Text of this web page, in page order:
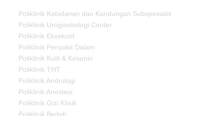
Poliklinik Kebidanan dan Kandungan Subspesialis
Poliklinik Uroginekologi Center
Poliklinik Eksekutif
Poliklinik Penyakit Dalam
Poliklinik Kulit & Kelamin
Poliklinik THT
Poliklinik Andrologi
Poliklinik Anestesi
Poliklinik Gizi Klinik
Poliklinik Bedah